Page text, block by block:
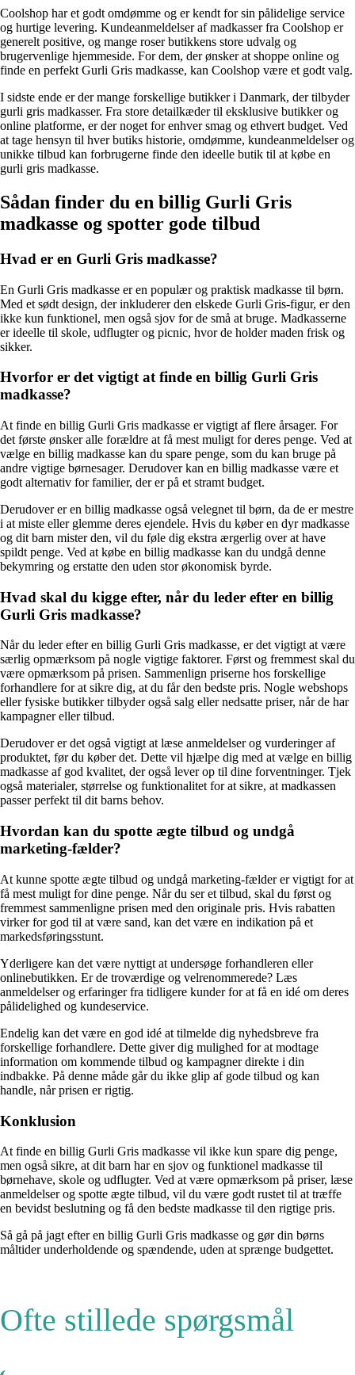
Coolshop har et godt omdømme og er kendt for sin pålidelige service
og hurtige levering. Kundeanmeldelser af madkasser fra Coolshop er
generelt positive, og mange roser butikkens store udvalg og
brugervenlige hjemmeside. For dem, der ønsker at shoppe online og
finde en perfekt Gurli Gris madkasse, kan Coolshop være et godt valg.
I sidste ende er der mange forskellige butikker i Danmark, der tilbyder
gurli gris madkasser. Fra store detailkæder til eksklusive butikker og
online platforme, er der noget for enhver smag og ethvert budget. Ved
at tage hensyn til hver butiks historie, omdømme, kundeanmeldelser og
unikke tilbud kan forbrugerne finde den ideelle butik til at købe en
gurli gris madkasse.
Sådan finder du en billig Gurli Gris
madkasse og spotter gode tilbud
Hvad er en Gurli Gris madkasse?
En Gurli Gris madkasse er en populær og praktisk madkasse til børn.
Med et sødt design, der inkluderer den elskede Gurli Gris-figur, er den
ikke kun funktionel, men også sjov for de små at bruge. Madkasserne
er ideelle til skole, udflugter og picnic, hvor de holder maden frisk og
sikker.
Hvorfor er det vigtigt at finde en billig Gurli Gris
madkasse?
At finde en billig Gurli Gris madkasse er vigtigt af flere årsager. For
det første ønsker alle forældre at få mest muligt for deres penge. Ved at
vælge en billig madkasse kan du spare penge, som du kan bruge på
andre vigtige børnesager. Derudover kan en billig madkasse være et
godt alternativ for familier, der er på et stramt budget.
Derudover er en billig madkasse også velegnet til børn, da de er mestre
i at miste eller glemme deres ejendele. Hvis du køber en dyr madkasse
og dit barn mister den, vil du føle dig ekstra ærgerlig over at have
spildt penge. Ved at købe en billig madkasse kan du undgå denne
bekymring og erstatte den uden stor økonomisk byrde.
Hvad skal du kigge efter, når du leder efter en billig
Gurli Gris madkasse?
Når du leder efter en billig Gurli Gris madkasse, er det vigtigt at være
særlig opmærksom på nogle vigtige faktorer. Først og fremmest skal du
være opmærksom på prisen. Sammenlign priserne hos forskellige
forhandlere for at sikre dig, at du får den bedste pris. Nogle webshops
eller fysiske butikker tilbyder også salg eller nedsatte priser, når de har
kampagner eller tilbud.
Derudover er det også vigtigt at læse anmeldelser og vurderinger af
produktet, før du køber det. Dette vil hjælpe dig med at vælge en billig
madkasse af god kvalitet, der også lever op til dine forventninger. Tjek
også materialer, størrelse og funktionalitet for at sikre, at madkassen
passer perfekt til dit barns behov.
Hvordan kan du spotte ægte tilbud og undgå
marketing-fælder?
At kunne spotte ægte tilbud og undgå marketing-fælder er vigtigt for at
få mest muligt for dine penge. Når du ser et tilbud, skal du først og
fremmest sammenligne prisen med den originale pris. Hvis rabatten
virker for god til at være sand, kan det være en indikation på et
markedsføringsstunt.
Yderligere kan det være nyttigt at undersøge forhandleren eller
onlinebutikken. Er de troværdige og velrenommerede? Læs
anmeldelser og erfaringer fra tidligere kunder for at få en idé om deres
pålidelighed og kundeservice.
Endelig kan det være en god idé at tilmelde dig nyhedsbreve fra
forskellige forhandlere. Dette giver dig mulighed for at modtage
information om kommende tilbud og kampagner direkte i din
indbakke. På denne måde går du ikke glip af gode tilbud og kan
handle, når prisen er rigtig.
Konklusion
At finde en billig Gurli Gris madkasse vil ikke kun spare dig penge,
men også sikre, at dit barn har en sjov og funktionel madkasse til
børnehave, skole og udflugter. Ved at være opmærksom på priser, læse
anmeldelser og spotte ægte tilbud, vil du være godt rustet til at træffe
en bevidst beslutning og få den bedste madkasse til den rigtige pris.
Så gå på jagt efter en billig Gurli Gris madkasse og gør din børns
måltider underholdende og spændende, uden at sprænge budgettet.
Ofte stillede spørgsmål